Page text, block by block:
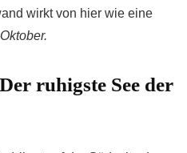
wirkt von hier wie eine
ruhigste See der